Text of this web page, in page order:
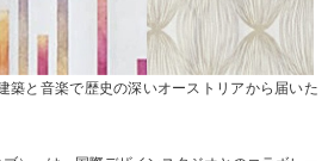
築と音楽で歴史の深いオーストリアから届いた